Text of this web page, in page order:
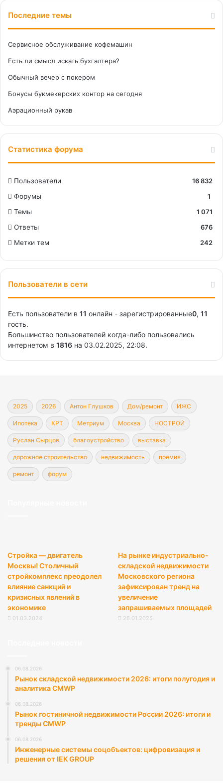
Последние темы
Сервисное обслуживание кофемашин
Есть ли смысл искать бухгалтера?
Обычный вечер с покером
Бонусы букмекерских контор на сегодня
Аэрационный рукав
Статистика форума
Пользователи
16 832
Форумы
1
Темы
1 071
Ответы
676
Метки тем
242
Пользователи в сети
Есть пользователи в 11 онлайн - зарегистрированные0, 11
гость.
Большинство пользователей когда-либо пользовались
интернетом в 1816 на 03.02.2025, 22:08.
2025 2026 Антон Глушков Дом/ремонт ИЖС
Ипотека КРТ Метриум Москва НОСТРОЙ
Руслан Сырцов благоустройство выставка
дорожное строительство недвижимость премия
ремонт форум
Стройка — двигатель
Москвы! Столичный
стройкомплекс преодолел
влияние санкций и
кризисных явлений в
экономике
01.03.2024
На рынке индустриально-
складской недвижимости
Московского региона
зафиксирован тренд на
увеличение
запрашиваемых площадей
26.01.2025
06.08.2026
Рынок складской недвижимости 2026: итоги полугодия и
аналитика CMWP
06.08.2026
Рынок гостиничной недвижимости России 2026: итоги и
тренды CMWP
06.08.2026
Инженерные системы соцобъектов: цифровизация и
решения от IEK GROUP